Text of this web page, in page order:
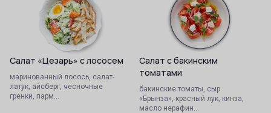
Салат «Цезарь» с лососем
маринованный лосось, салат-
латук, айсберг, чесночные
гренки, парм…
Салат с бакинским
томатами
бакинские томаты, сыр
«Брынза», красный лук, кинза,
масло нерафин…